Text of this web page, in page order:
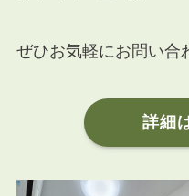
ぜひお気軽にお問い合
詳細